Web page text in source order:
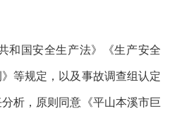
和国安全生产法》《生产安全
等规定，以及事故调查组认定
析，原则同意《平山本溪市巨